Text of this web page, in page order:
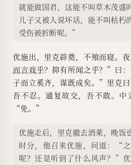
就能做国君，这能不叫草木茂盛
儿子又被人说坏话，能不叫枯朽
受伤被折断呢。”
优施出，里克辟奠，不飧而寝。
而言戏乎？抑有所闻之乎？”曰
子而立奚齐，谋既成矣。”里克
吾不忍。通复故交，吾不敢。中
“免。”
优施走后，里克撤去酒莱，晚饭
时分，他召来优施，问道：“
呢？还是听到了什么风声？”